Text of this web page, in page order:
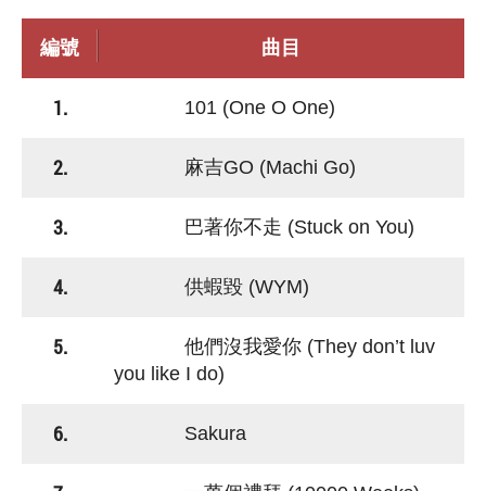
編號 曲目
1. 101 (One O One)
2. 麻吉GO (Machi Go)
3. 巴著你不走 (Stuck on You)
4. 供蝦毀 (WYM)
5.
他們沒我愛你 (They don’t luv
you like I do)
6. Sakura